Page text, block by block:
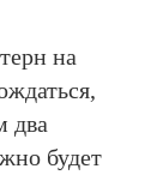
на
два
будет